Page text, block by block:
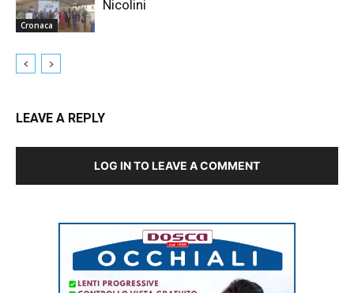
Cronaca
Nicolini
LEAVE A REPLY
LOG IN TO LEAVE A COMMENT